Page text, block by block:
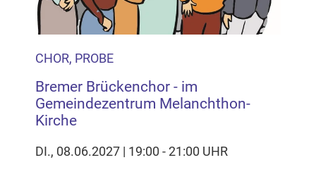
CHOR, PROBE
Bremer Brückenchor - im
Gemeindezentrum Melanchthon-
Kirche
DI., 08.06.2027 | 19:00 - 21:00 UHR